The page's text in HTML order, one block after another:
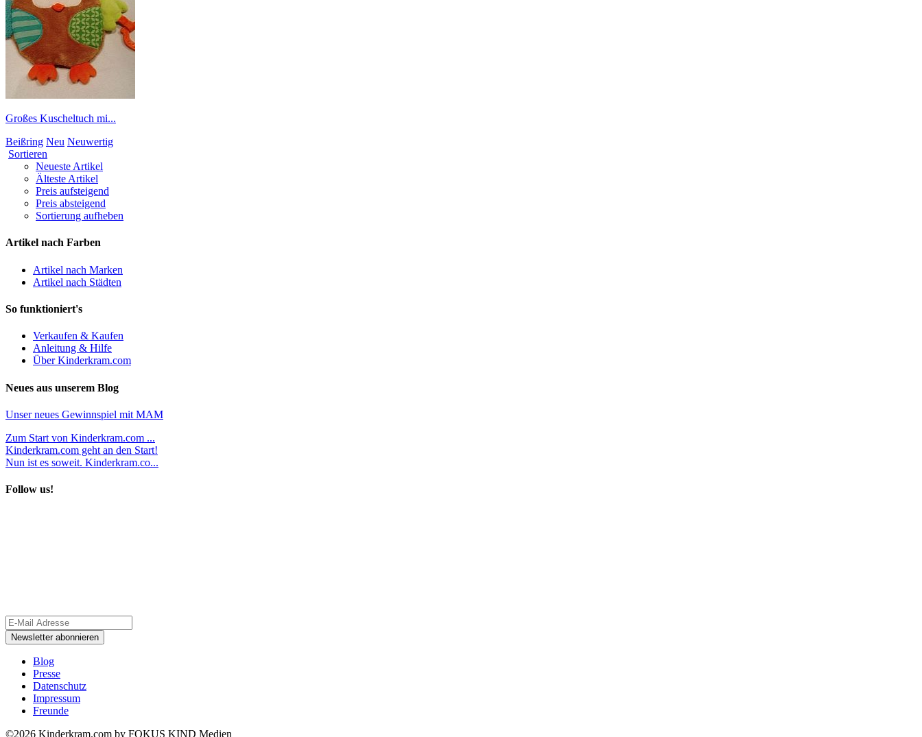
Großes Kuscheltuch mi...
Beißring Neu Neuwertig
Sortieren
Neueste Artikel
Älteste Artikel
Preis aufsteigend
Preis absteigend
Sortierung aufheben
Artikel nach Farben
Artikel nach Marken
Artikel nach Städten
So funktioniert's
Verkaufen & Kaufen
Anleitung & Hilfe
Über Kinderkram.com
Neues aus unserem Blog
Unser neues Gewinnspiel mit MAM
Zum Start von Kinderkram.com ...
Kinderkram.com geht an den Start!
Nun ist es soweit. Kinderkram.co...
Follow us!
Blog
Presse
Datenschutz
Impressum
Freunde
©2026 Kinderkram.com by FOKUS KIND Medien